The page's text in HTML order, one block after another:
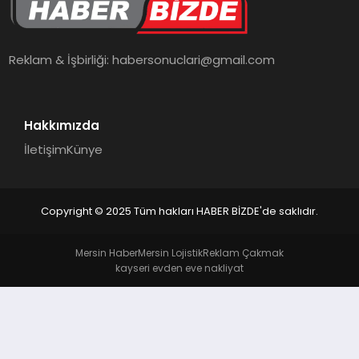
TEKNOLOJI
Reklam & İşbirliği:habersonuclari@gmail.com
Hakkımızda
İletişimKünye
Copyright © 2025 Tüm hakları HABER BİZDE'de saklıdır.
Mersin HaberMersin LojistikReklam Çakmak
kayseri evden eve nakliyat